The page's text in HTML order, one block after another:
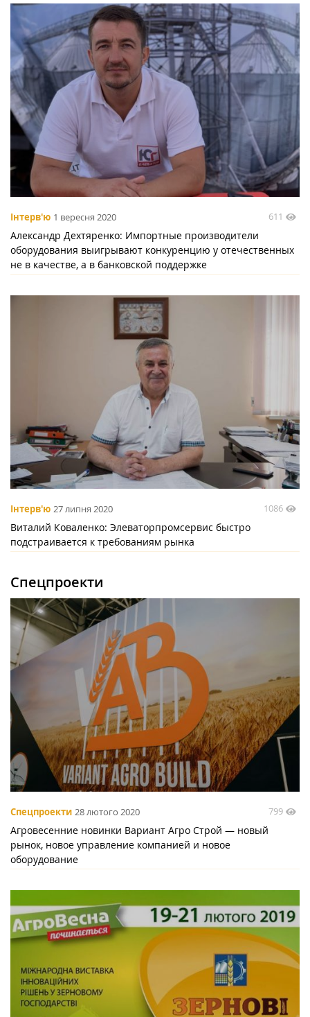
Інтерв'ю 1 вересня 2020 611
Александр Дехтяренко: Импортные производители
оборудования выигрывают конкуренцию у отечественных
не в качестве, а в банковской поддержке
Інтерв'ю 27 липня 2020 1086
Виталий Коваленко: Элеваторпромсервис быстро
подстраивается к требованиям рынка
Спецпроекти
Спецпроекти 28 лютого 2020 799
Агровесенние новинки Вариант Агро Строй — новый
рынок, новое управление компанией и новое
оборудование